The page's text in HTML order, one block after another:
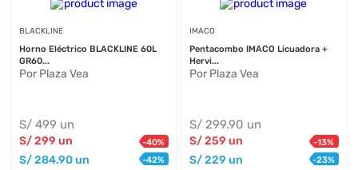
BLACKLINE
Horno Eléctrico BLACKLINE 60L
GR60...
Por Plaza Vea
S/499 un
S/299 un -40%
S/284.90 un -42%
IMACO
Pentacombo IMACO Licuadora +
Hervi...
Por Plaza Vea
S/ 299.90 un
S/259 un -13%
S/229 un -23%